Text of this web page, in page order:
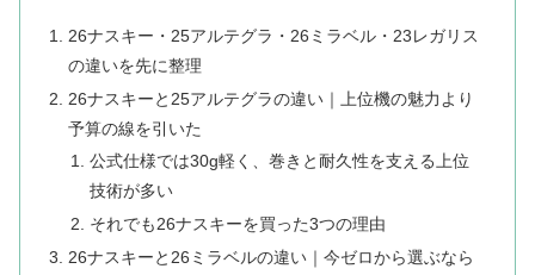
26ナスキー・25アルテグラ・26ミラベル・23レガリス
の違いを先に整理
26ナスキーと25アルテグラの違い｜上位機の魅力より
予算の線を引いた
公式仕様では30g軽く、巻きと耐久性を支える上位
技術が多い
それでも26ナスキーを買った3つの理由
26ナスキーと26ミラベルの違い｜今ゼロから選ぶなら